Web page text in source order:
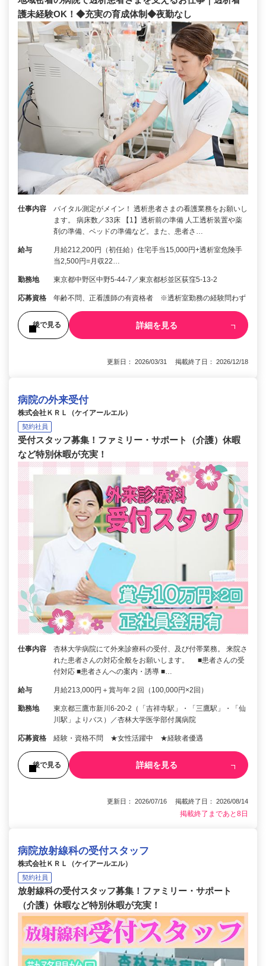
護未経験OK！◆充実の育成体制◆夜勤なし
仕事内容
バイタル測定がメイン！ 透析患者さまの看護業務をお願いし
ます。 病床数／33床 【1】透析前の準備 人工透析装置や薬
剤の準備、ベッドの準備など。また、患者さ…
給与
月給212,200円（初任給）住宅手当15,000円+透析室危険手
当2,500円=月収22…
勤務地 東京都中野区中野5-44-7／東京都杉並区荻窪5-13-2
応募資格 年齢不問、正看護師の有資格者 ※透析室勤務の経験問わず
後で見る 詳細を見る
更新日： 2026/03/31 掲載終了日： 2026/12/18
病院の外来受付
株式会社ＫＲＬ（ケイアールエル）
契約社員
受付スタッフ募集！ファミリー・サポート（介護）休暇
など特別休暇が充実！
仕事内容
杏林大学病院にて外来診療科の受付、及び付帯業務。 来院さ
れた患者さんの対応全般をお願いします。 ■患者さんの受
付対応 ■患者さんへの案内・誘導 ■…
給与 月給213,000円＋賞与年２回（100,000円×2回）
勤務地
東京都三鷹市新川6-20-2（「吉祥寺駅」・「三鷹駅」・「仙
川駅」よりバス）／杏林大学医学部付属病院
応募資格 経験・資格不問 ★女性活躍中 ★経験者優遇
後で見る 詳細を見る
更新日： 2026/07/16 掲載終了日： 2026/08/14
掲載終了まであと8日
病院放射線科の受付スタッフ
株式会社ＫＲＬ（ケイアールエル）
契約社員
放射線科の受付スタッフ募集！ファミリー・サポート
（介護）休暇など特別休暇が充実！